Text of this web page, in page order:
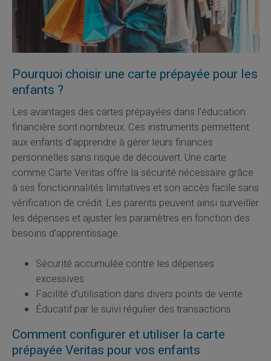
Pourquoi choisir une carte prépayée pour les
enfants ?
Les avantages des cartes prépayées dans l'éducation
financière sont nombreux. Ces instruments permettent
aux enfants d'apprendre à gérer leurs finances
personnelles sans risque de découvert. Une carte
comme Carte Veritas offre la sécurité nécessaire grâce
à ses fonctionnalités limitatives et son accès facile sans
vérification de crédit. Les parents peuvent ainsi surveiller
les dépenses et ajuster les paramètres en fonction des
besoins d'apprentissage.
Sécurité accumulée contre les dépenses
excessives
Facilité d'utilisation dans divers points de vente
Éducatif par le suivi régulier des transactions
Comment configurer et utiliser la carte
prépayée Veritas pour vos enfants